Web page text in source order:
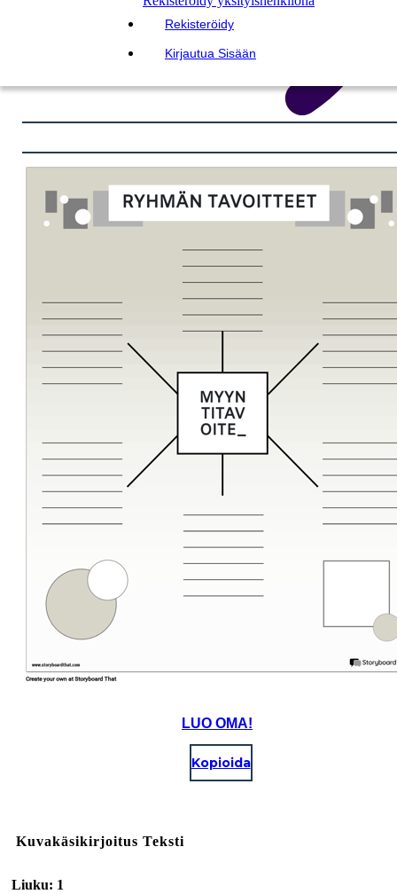
Rekisteröidy
Kirjautua Sisään
LUO OMA!
Kopioida
Kuvakäsikirjoitus Teksti
Liuku: 1